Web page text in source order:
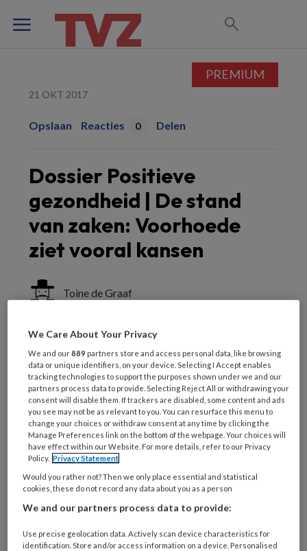
21 OKT 2017
Opslaan Reacties 0 Delen
Dossier Positieve
gezondheid | De stand
van zaken: Voorhoede
ziet vooral kansen
Toine de Graaf
Het Institute for Positive Health (IPH)
inventariseerde in 2015-2016 de stand
van zaken in Nederland rond Positieve
gezondheid. Er is veel animo voor het
concept bij een voorhoede van
mensen en organisaties. Zij zien vooral
kansen en mogelijkheden, door de
brede kijk op gezondheid.
Een duidelijker en gestructureerd beeld
krijgen
PREMIUM
We Care About Your Privacy
We and our889 partners store and access personal data, like browsing
data or unique identifiers, on your device. Selecting I Accept enables
tracking technologies to support the purposes shown under we and our
partners process data to provide. Selecting Reject All or withdrawing your
consent will disable them. If trackers are disabled, some content and ads
you see may not be as relevant to you. You can resurface this menu to
change your choices or withdraw consent at any time by clicking the
Manage Preferences link on the bottom of the webpage. Your choices will
have effect within our Website. For more details, refer to our Privacy
Policy. Privacy Statement
Would you rather not? Then we only place essential and statistical
cookies, these do not record any data about you as a person
We and our partners process data to provide:
Use precise geolocation data. Actively scan device characteristics for
identification. Store and/or access information on a device. Personalised